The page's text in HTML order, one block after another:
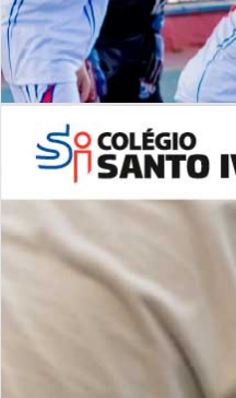
Desafios | Saiba mais